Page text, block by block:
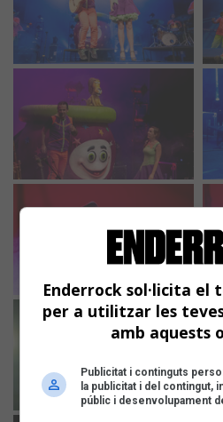
Enderrock sol·licita el
per a utilitzar les
amb aquests
Publicitat i continguts
la publicitat i del contingut,
públic i desenvolupament